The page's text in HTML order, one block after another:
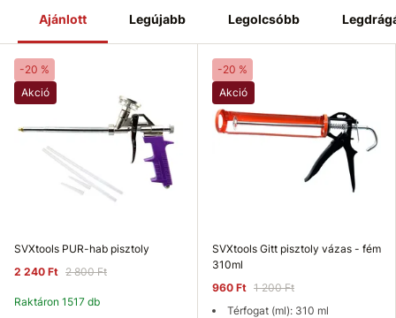
Ajánlott Legújabb Legolcsóbb
-20 %
Akció
SVXtools PUR-hab pisztoly
2 240 Ft 2 800 Ft
Raktáron 1517 db
-20 %
Akció
SVXtools Gitt pisztoly vázas - fém
310ml
960 Ft 1 200 Ft
Térfogat (ml): 310 ml